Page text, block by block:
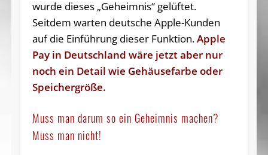
wurde dieses „Geheimnis“ gelüftet.
Seitdem warten deutsche Apple-Kunden
auf die Einführung dieser Funktion.Apple
Pay in Deutschland wäre jetzt aber nur
noch ein Detail wie Gehäusefarbe oder
Speichergröße.
Muss man darum so ein Geheimnis machen?
Muss man nicht!